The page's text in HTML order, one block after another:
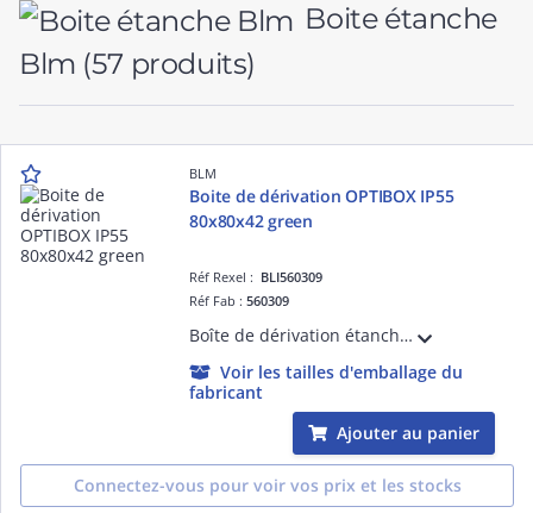
Boite étanche
Blm (57 produits)
BLM
Boite de dérivation OPTIBOX IP55
80x80x42 green
Réf Rexel : BLI560309
Réf Fab :560309
Boîte de dérivation étanche avec 4 entrées bi-injectées et repérage des ' de passage. Volume optimisé. Insertion directe des câbles. Accepte câbles et tubes de 4 à 20mm.
Voir les tailles d'emballage du
fabricant
Ajouter au panier
Connectez-vous pour voir vos prix et les stocks